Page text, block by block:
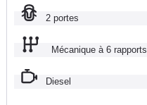
2 portes
Mécanique à 6 rapports
Diesel